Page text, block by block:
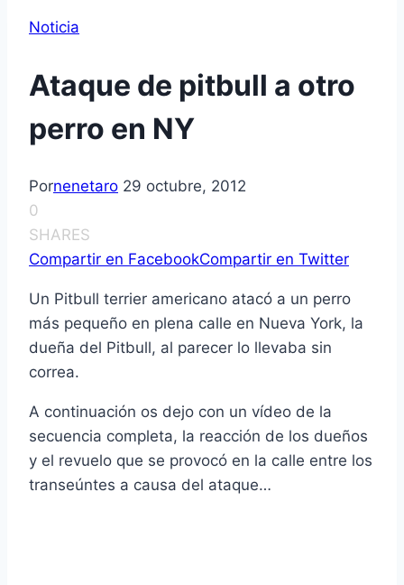
Noticia
Ataque de pitbull a otro
perro en NY
Pornenetaro 29 octubre, 2012
0
SHARES
Compartir en FacebookCompartir en Twitter
Un Pitbull terrier americano atacó a un perro
más pequeño en plena calle en Nueva York, la
dueña del Pitbull, al parecer lo llevaba sin
correa.
A continuación os dejo con un ví­deo de la
secuencia completa, la reacción de los dueños
y el revuelo que se provocó en la calle entre los
transeúntes a causa del ataque…